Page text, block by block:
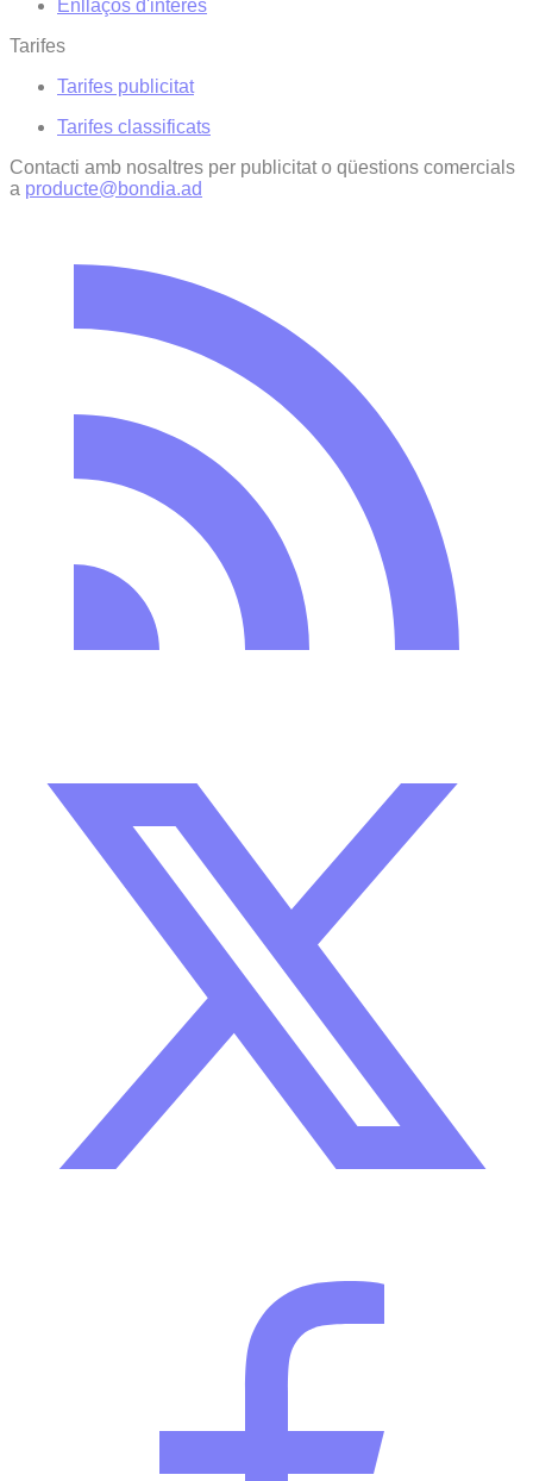
Enllaços d'interés
Tarifes
Tarifes publicitat
Tarifes classificats
Contacti amb nosaltres per publicitat o qüestions comercials
a producte@bondia.ad